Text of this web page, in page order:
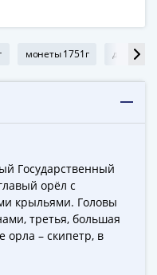
монеты 1751г денга
Государственный
орёл с
крыльями. Головы
третья, большая
орла – скипетр, в